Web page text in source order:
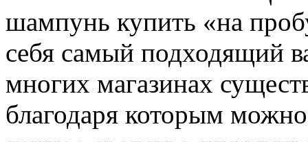
шампунь купить «на
себя самый подходящий
многих магазинах
благодаря которым